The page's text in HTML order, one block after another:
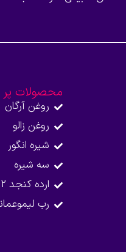
محصولات پر
روغن آرگان
روغن زالو
شیره انگور
سه شیره
ارده کنجد 2 آتشه
رب